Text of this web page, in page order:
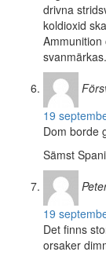
drivna
koldioxid
svanmärkas.
19
Dom borde
Sämst
19
Det finns
orsaker